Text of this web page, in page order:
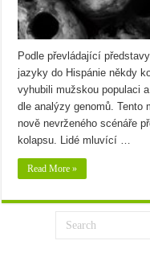
Podle převládající
jazyky do Hispánie někdy
vyhubili mužskou populaci
dle analýzy genomů. Tento
nově nevrženého scénáře
kolapsu. Lidé mluvící …
Read More »